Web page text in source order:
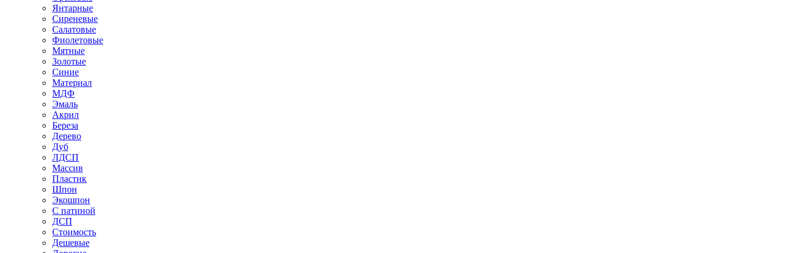
Янтарные
Сиреневые
Салатовые
Фиолетовые
Мятные
Золотые
Синие
Материал
МДФ
Эмаль
Акрил
Береза
Дерево
Дуб
ЛДСП
Массив
Пластик
Шпон
Экошпон
С патиной
ДСП
Стоимость
Дешевые